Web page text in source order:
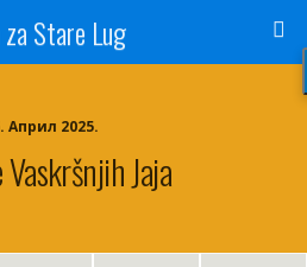
Stare Lug
Април 2025.
Vaskršnjih Jaja